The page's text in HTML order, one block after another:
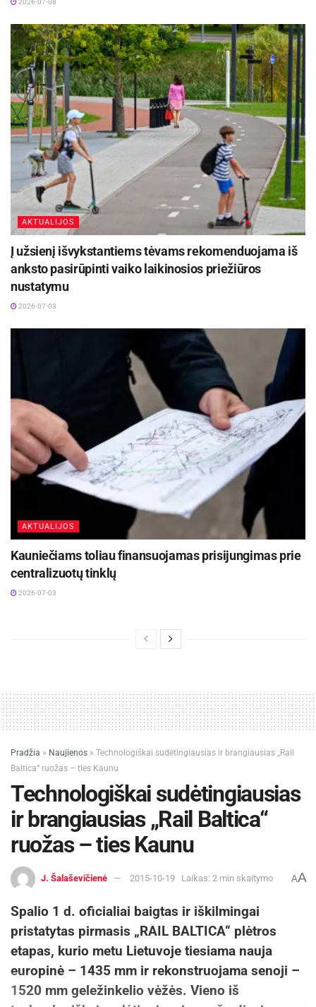
2026-07-08
AKTUALIJOS
Į užsienį išvykstantiems tėvams rekomenduojama iš
anksto pasirūpinti vaiko laikinosios priežiūros
nustatymu
2026-07-03
AKTUALIJOS
Kauniečiams toliau finansuojamas prisijungimas prie
centralizuotų tinklų
2026-07-03
Pradžia » Naujienos » Technologiškai sudėtingiausias ir brangiausias „Rail
Baltica“ ruožas – ties Kaunu
Technologiškai sudėtingiausias
ir brangiausias „Rail Baltica“
ruožas – ties Kaunu
J. Šalaševičienė 2015-10-19 Laikas: 2 min skaitymo AA
Spalio 1 d. oficialiai baigtas ir iškilmingai
pristatytas pirmasis „RAIL BALTICA“ plėtros
etapas, kurio metu Lietuvoje tiesiama nauja
europinė – 1435 mm ir rekonstruojama senoji –
1520 mm geležinkelio vėžės. Vieno iš